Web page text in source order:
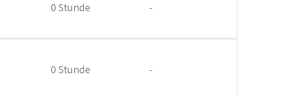
0 Stunde -
0 Stunde -